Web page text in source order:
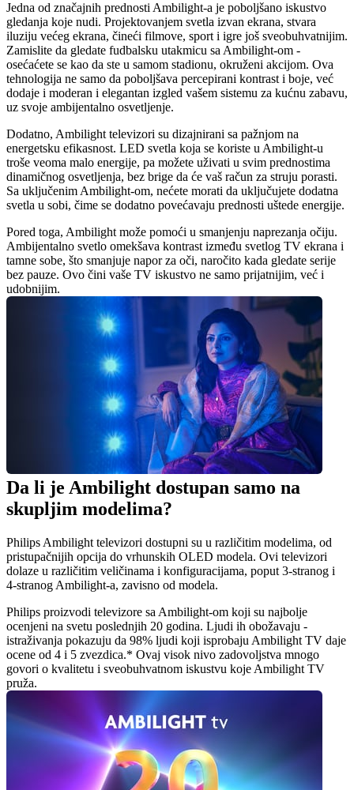
Jedna od značajnih prednosti Ambilight-a je poboljšano iskustvo
gledanja koje nudi. Projektovanjem svetla izvan ekrana, stvara
iluziju većeg ekrana, čineći filmove, sport i igre još sveobuhvatnijim.
Zamislite da gledate fudbalsku utakmicu sa Ambilight-om -
osećaćete se kao da ste u samom stadionu, okruženi akcijom. Ova
tehnologija ne samo da poboljšava percepirani kontrast i boje, već
dodaje i moderan i elegantan izgled vašem sistemu za kućnu zabavu,
uz svoje ambijentalno osvetljenje.
Dodatno, Ambilight televizori su dizajnirani sa pažnjom na
energetsku efikasnost. LED svetla koja se koriste u Ambilight-u
troše veoma malo energije, pa možete uživati u svim prednostima
dinamičnog osvetljenja, bez brige da će vaš račun za struju porasti.
Sa uključenim Ambilight-om, nećete morati da uključujete dodatna
svetla u sobi, čime se dodatno povećavaju prednosti uštede energije.
Pored toga, Ambilight može pomoći u smanjenju naprezanja očiju.
Ambijentalno svetlo omekšava kontrast između svetlog TV ekrana i
tamne sobe, što smanjuje napor za oči, naročito kada gledate serije
bez pauze. Ovo čini vaše TV iskustvo ne samo prijatnijim, već i
udobnijim.
Da li je Ambilight dostupan samo na
skupljim modelima?
Philips Ambilight televizori dostupni su u različitim modelima, od
pristupačnijih opcija do vrhunskih OLED modela. Ovi televizori
dolaze u različitim veličinama i konfiguracijama, poput 3-stranog i
4-stranog Ambilight-a, zavisno od modela.
Philips proizvodi televizore sa Ambilight-om koji su najbolje
ocenjeni na svetu poslednjih 20 godina. Ljudi ih obožavaju -
istraživanja pokazuju da 98% ljudi koji isprobaju Ambilight TV daje
ocene od 4 i 5 zvezdica.* Ovaj visok nivo zadovoljstva mnogo
govori o kvalitetu i sveobuhvatnom iskustvu koje Ambilight TV
pruža.